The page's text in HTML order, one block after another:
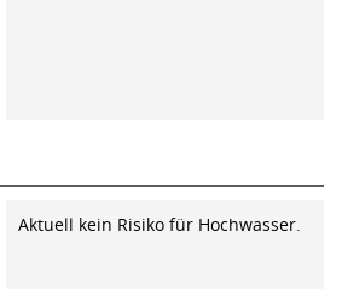
Aktuell kein Risiko für Hochwasser.